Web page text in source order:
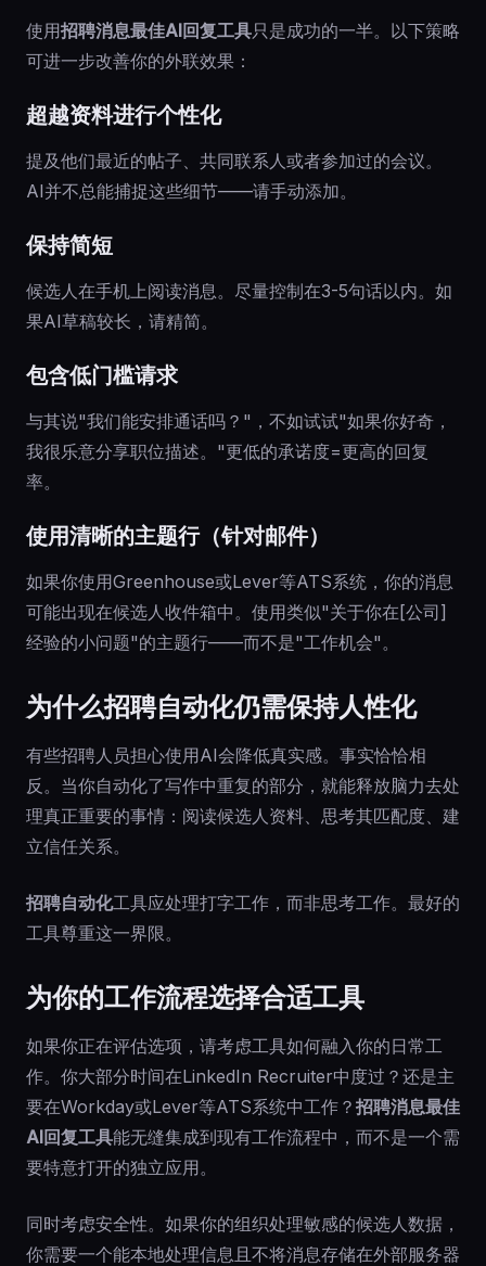
使用招聘消息最佳AI回复工具只是成功的一半。以下策略
可进一步改善你的外联效果：
超越资料进行个性化
提及他们最近的帖子、共同联系人或者参加过的会议。
AI并不总能捕捉这些细节——请手动添加。
保持简短
候选人在手机上阅读消息。尽量控制在3-5句话以内。如
果AI草稿较长，请精简。
包含低门槛请求
与其说"我们能安排通话吗？"，不如试试"如果你好奇，
我很乐意分享职位描述。"更低的承诺度=更高的回复
率。
使用清晰的主题行（针对邮件）
如果你使用Greenhouse或Lever等ATS系统，你的消息
可能出现在候选人收件箱中。使用类似"关于你在[公司]
经验的小问题"的主题行——而不是"工作机会"。
为什么招聘自动化仍需保持人性化
有些招聘人员担心使用AI会降低真实感。事实恰恰相
反。当你自动化了写作中重复的部分，就能释放脑力去处
理真正重要的事情：阅读候选人资料、思考其匹配度、建
立信任关系。
招聘自动化工具应处理打字工作，而非思考工作。最好的
工具尊重这一界限。
为你的工作流程选择合适工具
如果你正在评估选项，请考虑工具如何融入你的日常工
作。你大部分时间在LinkedIn Recruiter中度过？还是主
要在Workday或Lever等ATS系统中工作？ 招聘消息最佳
AI回复工具能无缝集成到现有工作流程中，而不是一个需
要特意打开的独立应用。
同时考虑安全性。如果你的组织处理敏感的候选人数据，
你需要一个能本地处理信息且不将消息存储在外部服务器